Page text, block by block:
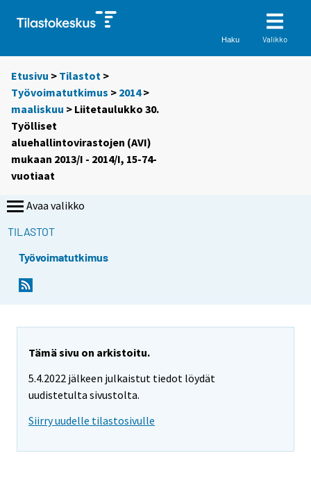
Haku Valikko
Etusivu > Tilastot >
Työvoimatutkimus > 2014>
maaliskuu > Liitetaulukko 30.
Työlliset
aluehallintovirastojen (AVI)
mukaan 2013/I - 2014/I, 15-74-
vuotiaat
Avaa valikko
TILASTOT
Työvoimatutkimus
Tämä sivu on arkistoitu.
5.4.2022 jälkeen julkaistut tiedot löydät
uudistetulta sivustolta.
Siirry uudelle tilastosivulle